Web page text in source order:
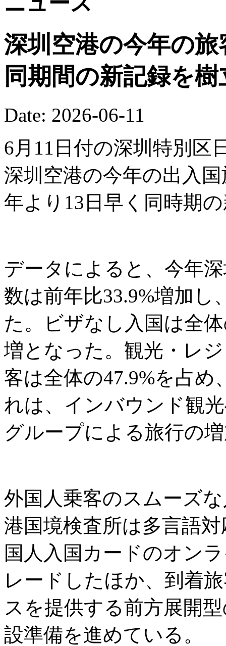
深圳空港の今年の
同期間の新記録を
Date: 2026-06-11
6月11日付の深圳特別区
深圳空港の今年の出入
年より13日早く同時期
データによると、今年
数は前年比33.9%増加し
た。ビザなし入国は全
増となった。観光・レ
客は全体の47.9%を占め
れは、インバウンド観
グループによる旅行の
外国人乗客のスムーズ
港国境検査所は多言語
国人入国カードのオン
レードしたほか、到着
スを提供する前方展開
設準備を進めている。